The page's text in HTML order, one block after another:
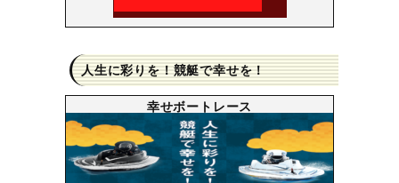
人生に彩りを！競艇で幸せを！
幸せボートレース